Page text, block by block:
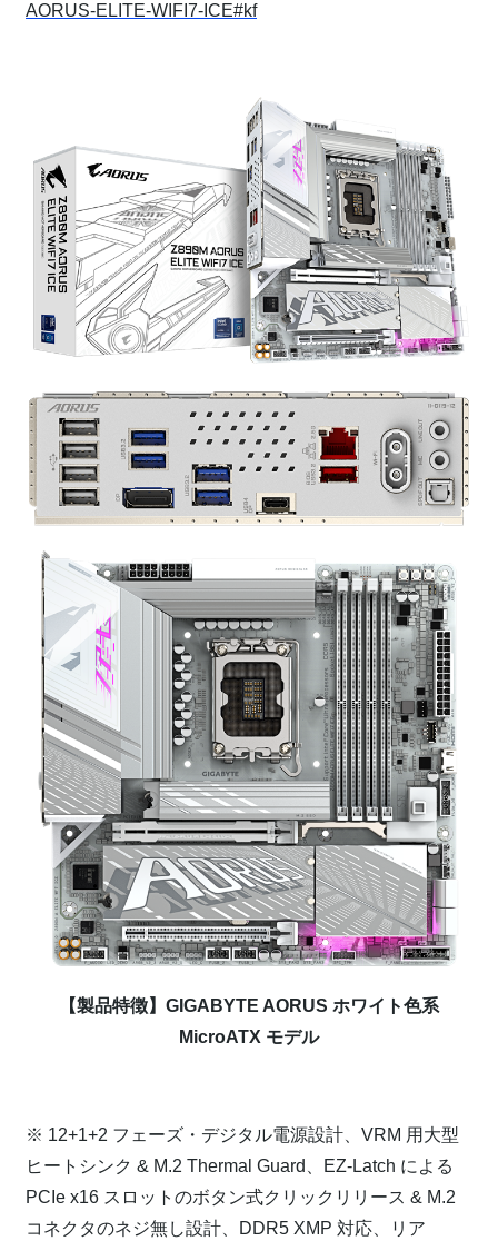
AORUS-ELITE-WIFI7-ICE#kf
【製品特徴】GIGABYTE AORUS ホワイト色系
MicroATX モデル
※ 12+1+2 フェーズ・デジタル電源設計、VRM 用大型
ヒートシンク & M.2 Thermal Guard、EZ-Latch による
PCIe x16 スロットのボタン式クリックリリース & M.2
コネクタのネジ無し設計、DDR5 XMP 対応、リア